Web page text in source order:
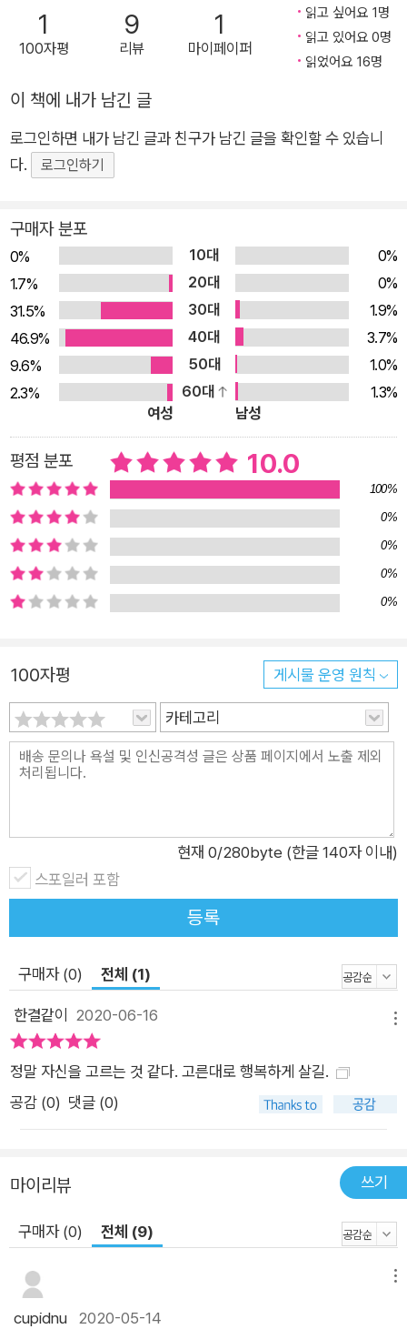
랑하고 응원하니까요. 그게 콧구멍에서 고속 열차가 나오는 너무
나 엉뚱한 꿈이라고 해도요! 함께 이 책을 읽고 나누면서 아이의
의 이야기를 들어 주세요! 이 책은 태어나기 전을 기억하는 100
기 전에 하늘나라 천사와 구름 위에서 살았다고 해요. 하늘나라
천사는 아이들에게 다양한 질문을 통해 무엇을 좋아하는지 생각
정을 함께 따라가며 내가 무엇을 좋아하고 내 안에 어떤 재능이
있는지 생각해 볼 수 있습니다. 특히 엄마가 책을 읽어 주며 아이
의 생각을 자연스럽게 들어 볼 수 있습니다. 아무리 엉뚱하고 이
상해 보이는 꿈이라도 귀담아들어 주고 격려해 주세요. 아이는 엄
마의 칭찬과 격려를 통해 쑥쑥 자랍니다. 작가는 이 책을 통해 말
합니다. 우리가 이 세상에 태어난 것은 좋아하는 일을 하며 행복
하게 살기 위해서라고요. 이 세상에 스스로 잘하는 것을 찾아 즐
기는 아이들이 많아진다면 이 세상은 좀 더 밝고 행복해질 거라고
요.
1
100자평
9
리뷰
1
마이페이퍼
읽고 싶어요 1명
읽고 있어요 0명
읽었어요 16명
이 책에 내가 남긴 글
로그인하면 내가 남긴 글과 친구가 남긴 글을 확인할 수 있습니
다.
로그인하기
구매자 분포
0% 10대
0%
1.7%
20대
0%
31.5%
30대
1.9%
46.9%
40대
3.7%
9.6%
50대
1.0%
2.3%
60대
1.3%
여성
남성
평점 분포 10.0
100%
0%
0%
0%
0%
100자평 게시물 운영 원칙
카테고리
현재 0/280byte (한글 140자 이내)
스포일러 포함
등록
구매자 (0) 전체 (1)
한결같이 2020-06-16
정말 자신을 고르는 것 같다. 고른대로 행복하게 살길.
공감 (0) 댓글 (0)
마이리뷰 쓰기
구매자 (0) 전체 (9)
cupidnu 2020-05-14